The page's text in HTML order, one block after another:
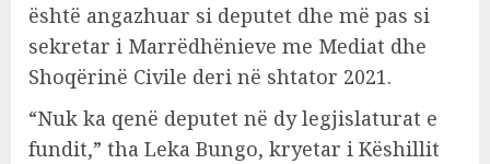
është angazhuar si deputet dhe më pas si
sekretar i Marrëdhënieve me Mediat dhe
Shoqërinë Civile deri në shtator 2021.
“Nuk ka qenë deputet në dy legjislaturat e
fundit,” tha Leka Bungo, kryetar i Këshillit